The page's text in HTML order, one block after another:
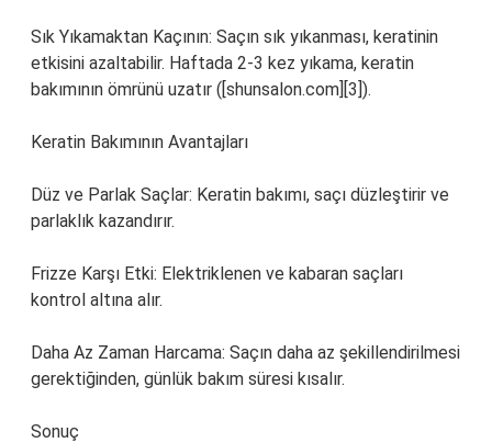
Sık Yıkamaktan Kaçının: Saçın sık yıkanması, keratinin
etkisini azaltabilir. Haftada 2-3 kez yıkama, keratin
bakımının ömrünü uzatır ([shunsalon.com][3]).
Keratin Bakımının Avantajları
Düz ve Parlak Saçlar: Keratin bakımı, saçı düzleştirir ve
parlaklık kazandırır.
Frizze Karşı Etki: Elektriklenen ve kabaran saçları
kontrol altına alır.
Daha Az Zaman Harcama: Saçın daha az şekillendirilmesi
gerektiğinden, günlük bakım süresi kısalır.
Sonuç